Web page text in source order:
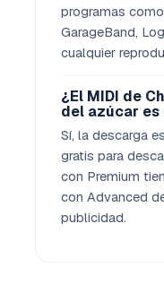
programas
GarageBand,
cualquier
¿El MIDI de
del azúcar es
Sí, la descarga
gratis para
con Premium
con Advanced
publicidad.